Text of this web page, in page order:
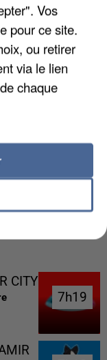
CITY
7h19
7h19
Vos
pour ce site.
ou retirer
via le lien
chaque